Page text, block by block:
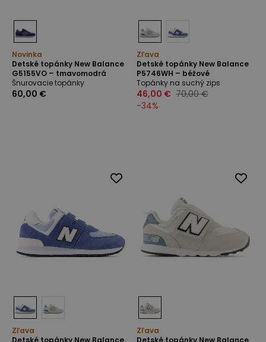
Novinka
Detské topánky New Balance
G5155VO – tmavomodrá
Šnurovacie topánky
60,00 €
Zľava
Detské topánky New Balance
P5746WH – béžové
Topánky na suchý zips
46,00 € 70,00 €
-34%
Zľava
Detské topánky New Balance
Zľava
Detské topánky New Balance